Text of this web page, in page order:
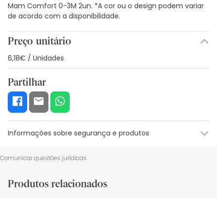
Mam Comfort 0-3M 2un. *A cor ou o design podem variar
de acordo com a disponibilidade.
Preço unitário
6,18€ / Unidades
Partilhar
Informações sobre segurança e produtos
Recursos de segurança visual
De momento, não dispomos de imagens de segurança
Comunicar questões jurídicas
Produtos relacionados